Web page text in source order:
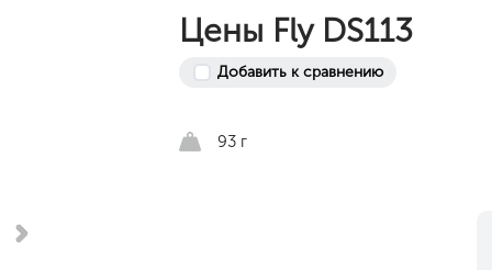
Цены Fly DS113
Добавить к сравнению
93 г